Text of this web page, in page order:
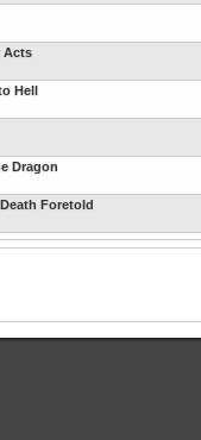
Acts
Hell
Dragon
Foretold